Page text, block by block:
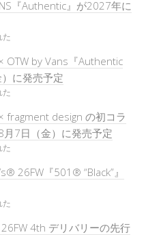
『Authentic』が2027年に
た
OTW by Vans『Authentic
に発売予定
た
design の初コラ
7日（金）に発売予定
た
26FW『501®︎ “Black”』
た
4th デリバリーの先行